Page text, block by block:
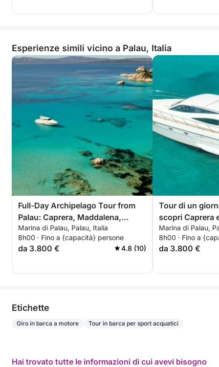
Esperienze simili vicino a Palau, Italia
Full-Day Archipelago Tour from
Palau: Caprera, Maddalena,
Spargi & Budelli
Marina di Palau, Palau, Italia
8h00 · Fino a {capacità} persone
da 3.800 € 4.8 (10)
Tour di un
scopri Caprera
Marina di Palau,
8h00 · Fino a
da 3.800 €
Etichette
Giro in barca a motore Tour in barca per sport acquatici
Hai trovato tutte le informazioni di cui avevi bisogno